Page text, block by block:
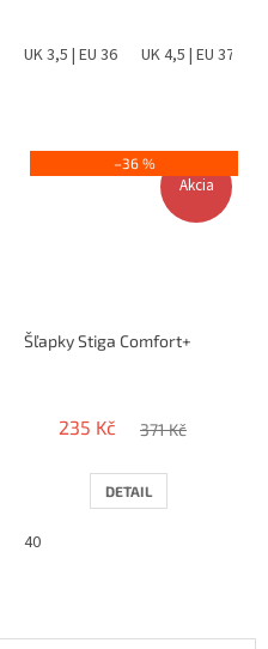
UK 7,5 | EU 41 UK 8 | EU 42 UK 8,5 |
UK 3,5 | EU 36 UK 4,5 | EU 37
UK 5 | EU 38
Akcia
–36 %
Šľapky Stiga Comfort+
235 Kč 371 Kč
DETAIL
40